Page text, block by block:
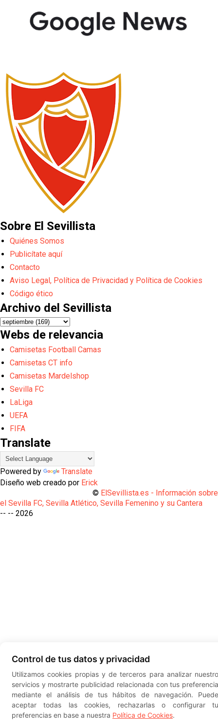
Sobre El Sevillista
Quiénes Somos
Publicítate aquí
Contacto
Aviso Legal, Política de Privacidad y Política de Cookies
Código ético
Archivo del Sevillista
Webs de relevancia
Camisetas Football Camas
Camisetas CT info
Camisetas Mardelshop
Sevilla FC
LaLiga
UEFA
FIFA
Translate
Powered by
Translate
Diseño web creado por Erick
© ElSevillista.es - Información sobre
el Sevilla FC, Sevilla Atlético, Sevilla Femenino y su Cantera
-- --
Control de tus datos y privacidad
Utilizamos cookies propias y de terceros para analizar
servicios y mostrarte publicidad relacionada con tus
mediante el análisis de tus hábitos de navegación.
aceptar todas las cookies, rechazarlas o configurar
preferencias en base a nuestra Política de Cookies.
2026